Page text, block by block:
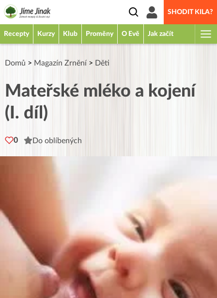
SHODIT KILA?
Recepty Kurzy Klub Proměny O Evě Jak začít
Domů > Magazín Zrnění > Děti
Mateřské mléko a kojení
(I. díl)
0 Do oblíbených